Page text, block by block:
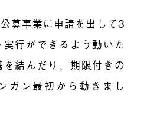
募事業に申請を出して3
行ができるよう動いた
結んだり、期限付きの
ガン最初から動きまし